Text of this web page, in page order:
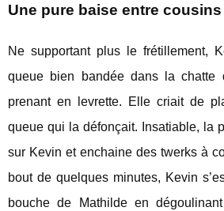
Une pure baise entre cousins
Ne supportant plus le frétillement,
queue bien bandée dans la chatte
prenant en levrette. Elle criait de
queue qui la défonçait. Insatiable, la
sur Kevin et enchaine des twerks à
bout de quelques minutes, Kevin
bouche de Mathilde en